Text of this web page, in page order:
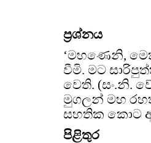
ප්‍රශ්නය
‘මහණෙනි,
වීමි. මට
වෙති. (සං.නි.
මුගලන් මහ
සහතික කොට
පිළිතුර